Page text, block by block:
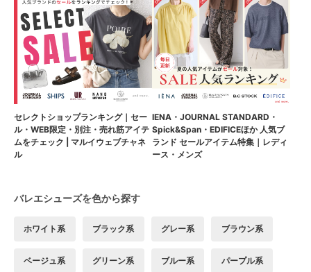
セレクトショップランキング｜セー
ル・WEB限定・別注・売れ筋アイテ
ムをチェック | マルイウェブチャネ
ル
IENA・JOURNAL STANDARD・
Spick&Span・EDIFICEほか 人気ブ
ランド セールアイテム特集｜レディ
ース・メンズ
バレエシューズを色から探す
ホワイト系 ブラック系 グレー系 ブラウン系
ベージュ系 グリーン系 ブルー系 パープル系